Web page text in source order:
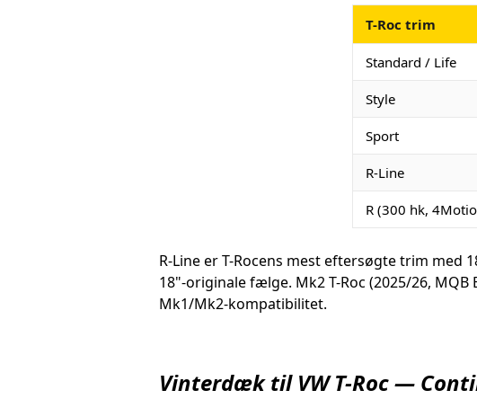
T-Roc trim
Standard / Life
Style
Sport
R-Line
R (300 hk,
R-Line er T-Rocens mest eftersøgte trim
18"-originale fælge. Mk2 T-Roc (2025/26,
Mk1/Mk2-kompatibilitet.
Vinterdæk til VW T-Roc —